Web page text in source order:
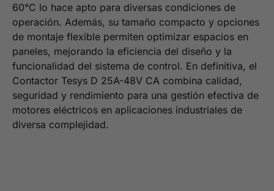
60°C lo hace apto para diversas condiciones de
operación. Además, su tamaño compacto y opciones
de montaje flexible permiten optimizar espacios en
paneles, mejorando la eficiencia del diseño y la
funcionalidad del sistema de control. En definitiva, el
Contactor Tesys D 25A-48V CA combina calidad,
seguridad y rendimiento para una gestión efectiva de
motores eléctricos en aplicaciones industriales de
diversa complejidad.